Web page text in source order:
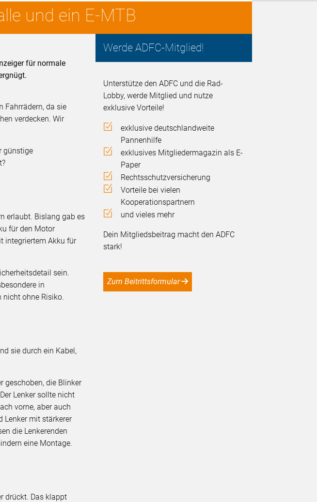
und ein E-MTB
Werde ADFC-Mitglied!
Unterstütze den ADFC und die Rad-
Lobby, werde Mitglied und nutze
exklusive Vorteile!
exklusive deutschlandweite
Pannenhilfe
exklusives Mitgliedermagazin als E-
Paper
Rechtsschutzversicherung
Vorteile bei vielen
Kooperationspartnern
und vieles mehr
Dein Mitgliedsbeitrag macht den ADFC
stark!
Zum Beitrittsformular
für normale
Fahrrädern, da sie
verdecken. Wir
günstige
erlaubt. Bislang gab es
für den Motor
integriertem Akku für
sein.
in
nicht ohne Risiko.
sie durch ein Kabel,
geschoben, die Blinker
Lenker sollte nicht
vorne, aber auch
Lenker mit stärkerer
die Lenkerenden
eine Montage.
drückt. Das klappt